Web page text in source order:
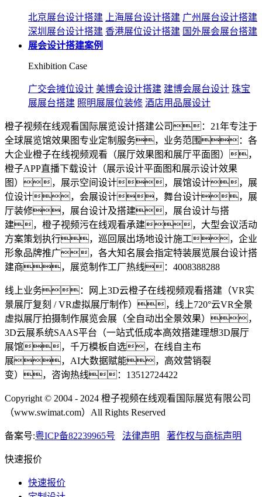
北京展台设计搭建 上海展台设计搭建 广州展台设计搭建
深圳展台设计搭建 香港展位设计搭建 国外展会展台搭建
展会设计搭建案例
Exhibition Case
广交会摊位设计 美博会设计搭建 建博会展台设计 珠宝
展展台搭建 照明展展位装修 酒店用品展设计
橙子视频在线观看国际展览设计搭建公司：21年专注于
全球展览馆效果图专业定制服务，业务范围：各
大企业橙子在线视频观看（展厅效果图和展厅平面图），
橙子APP直播下载设计（展示设计平面图和展示设计效果
图），展示空间设计，展馆设计，展
位设计，会展设计，舞台设计，展
厅装修，展台设计及搭建，展台设计与搭
建，橙子视频污在线观看承建，大型会议活动
方案策划执行，巡回展出场地设计施工，企业
形象品牌推广，各大知名展会指定特装展览展台设计搭
建商，展览制作工厂热线：4008388288
线上业务：网上3D云橙子在线视频观看搭建（VR实
景展厅复刻 / VR虚拟展厅制作），线上720°云VR全景
虚拟展厅拍摄制作展览会展（全自动出全景效果），
3D云展系统SAAS平台（一站式低成本高效搭建理想3D展厅
展馆，千万模板自选，在线自主布
展，AI大数据赋能，高效营销裂
变），咨询热线：13512724422
Copyright © 2004 - 2024 橙子视频在线观看国际展览有限公司
（www.swimat.com）All Rights Reserved
备案号:粤ICP备82239965号 法律声明 著作权与商标声明
快速报价
快速报价